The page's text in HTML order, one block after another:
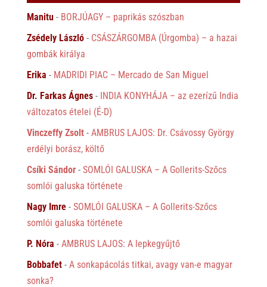
Manitu- BORJÚAGY – paprikás szószban
Zsédely László- CSÁSZÁRGOMBA (Úrgomba) – a hazai
gombák királya
Erika - MADRIDI PIAC – Mercado de San Miguel
Dr. Farkas Ágnes- INDIA KONYHÁJA – az ezerízű India
változatos ételei (É-D)
Vinczeffy Zsolt- AMBRUS LAJOS: Dr. Csávossy György
erdélyi borász, költő
Csíki Sándor- SOMLÓI GALUSKA – A Gollerits-Szőcs
somlói galuska története
Nagy Imre- SOMLÓI GALUSKA – A Gollerits-Szőcs
somlói galuska története
P. Nóra - AMBRUS LAJOS: A lepkegyűjtő
Bobbafet- A sonkapácolás titkai, avagy van-e magyar
sonka?